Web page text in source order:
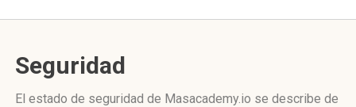
Seguridad
El estado de seguridad de Masacademy.io se describe de